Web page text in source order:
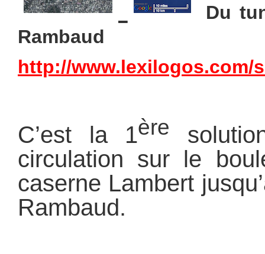
Du
Rambaud
http://www.lexilogos.com/
C’est la 1ère
circulation sur le
caserne Lambert
Rambaud.